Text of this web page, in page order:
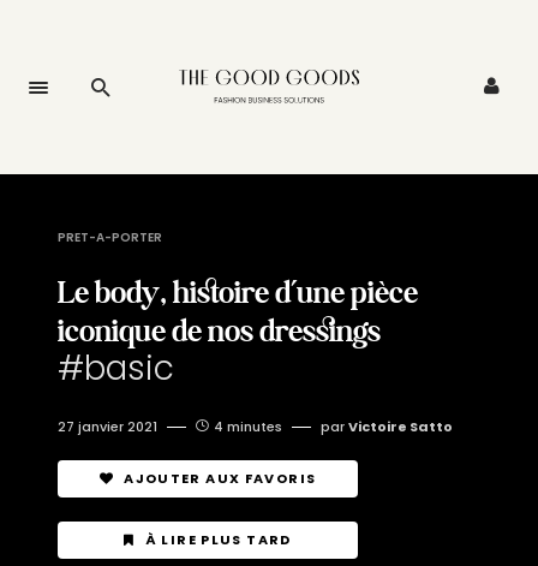
PRET-A-PORTER
Le body, histoire d’une pièce
iconique de nos dressings
#basic
27 janvier 2021 4 minutes parVictoire Satto
AJOUTER AUX FAVORIS
À LIRE PLUS TARD